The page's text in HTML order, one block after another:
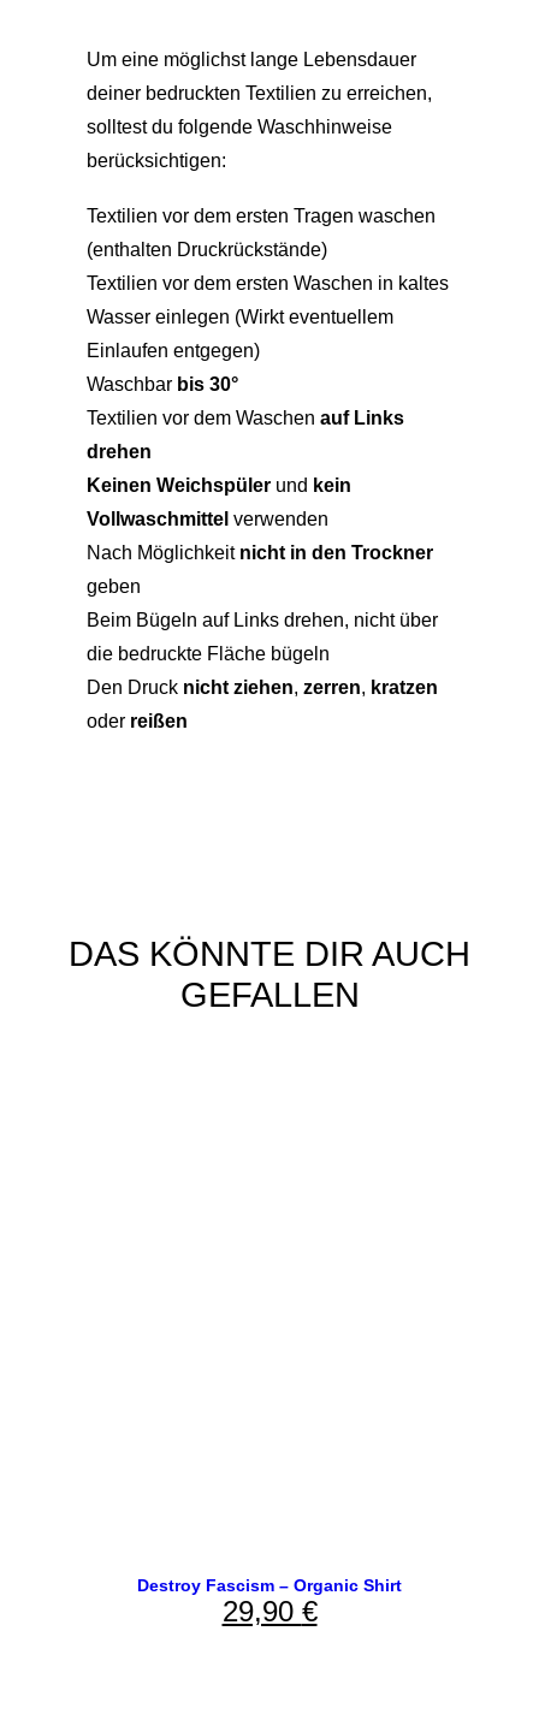
Um eine möglichst lange Lebensdauer
deiner bedruckten Textilien zu erreichen,
solltest du folgende Waschhinweise
berücksichtigen:
Textilien vor dem ersten Tragen waschen
(enthalten Druckrückstände)
Textilien vor dem ersten Waschen in kaltes
Wasser einlegen (Wirkt eventuellem
Einlaufen entgegen)
Waschbar bis 30°
Textilien vor dem Waschen auf Links
drehen
Keinen Weichspüler und kein
Vollwaschmittel verwenden
Nach Möglichkeit nicht in den Trockner
geben
Beim Bügeln auf Links drehen, nicht über
die bedruckte Fläche bügeln
Den Druck nicht ziehen, zerren, kratzen
oder reißen
DAS KÖNNTE DIR AUCH
GEFALLEN
Destroy Fascism – Organic Shirt
29,90 €